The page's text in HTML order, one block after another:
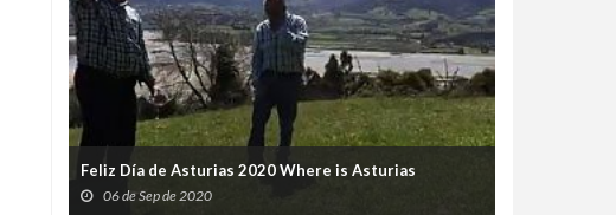
Feliz Día de Asturias 2020 Where is Asturias
06 de Sep de 2020